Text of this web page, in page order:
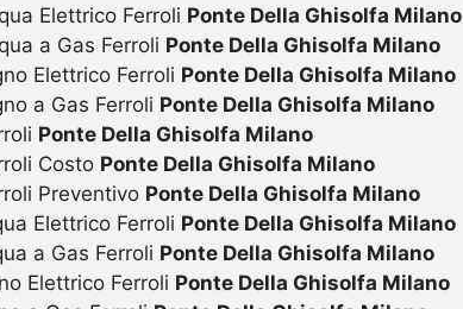
Elettrico Ferroli Ponte Della Ghisolfa Milano
a Gas Ferroli Ponte Della Ghisolfa Milano
Elettrico Ferroli Ponte Della Ghisolfa Milano
a Gas Ferroli Ponte Della Ghisolfa Milano
Ponte Della Ghisolfa Milano
Costo Ponte Della Ghisolfa Milano
Preventivo Ponte Della Ghisolfa Milano
Elettrico Ferroli Ponte Della Ghisolfa Milano
a Gas Ferroli Ponte Della Ghisolfa Milano
Elettrico Ferroli Ponte Della Ghisolfa Milano